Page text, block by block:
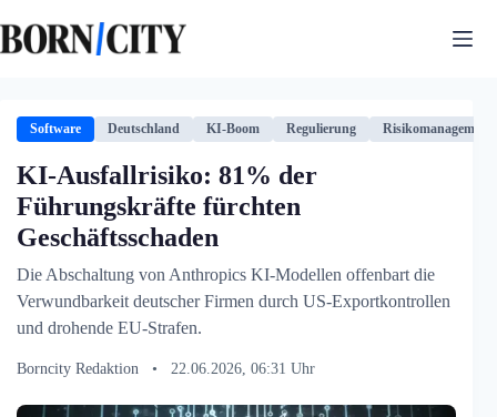
Inhalt
springen
Software Deutschland KI-Boom Regulierung Risikomanagement
KI-Ausfallrisiko: 81% der
Führungskräfte fürchten
Geschäftsschaden
Die Abschaltung von Anthropics KI-Modellen offenbart die
Verwundbarkeit deutscher Firmen durch US-Exportkontrollen
und drohende EU-Strafen.
Borncity Redaktion • 22.06.2026, 06:31 Uhr